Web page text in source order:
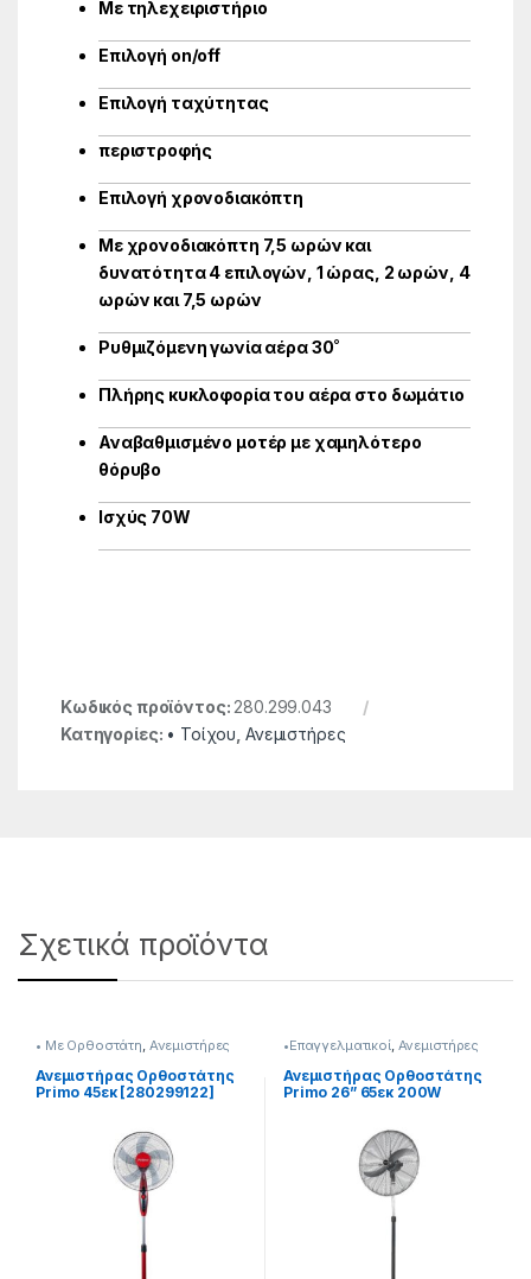
Με τηλεχειριστήριο
Επιλογή on/off
Επιλογή ταχύτητας
περιστροφής
Επιλογή χρονοδιακόπτη
Με χρονοδιακόπτη 7,5 ωρών και
δυνατότητα 4 επιλογών, 1 ώρας, 2 ωρών, 4
ωρών και 7,5 ωρών
Ρυθμιζόμενη γωνία αέρα 30˚
Πλήρης κυκλοφορία του αέρα στο δωμάτιο
Αναβαθμισμένο μοτέρ με χαμηλότερο
θόρυβο
Ισχύς 70W
Κωδικός προϊόντος: 280.299.043
Κατηγορίες: • Τοίχου Ανεμιστήρες
Σχετικά προϊόντα
• Με Ορθοστάτη, Ανεμιστήρες
Ανεμιστήρας Ορθοστάτης
Primo 45εκ [280299122]
•Επαγγελματικοί, Ανεμιστήρες
Ανεμιστήρας Ορθοστάτης
Primo 26” 65εκ 200W